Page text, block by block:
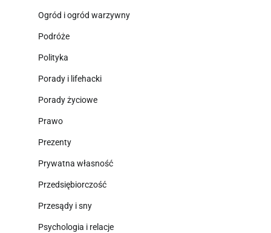
Ogród i ogród warzywny
Podróże
Polityka
Porady i lifehacki
Porady życiowe
Prawo
Prezenty
Prywatna własność
Przedsiębiorczość
Przesądy i sny
Psychologia i relacje